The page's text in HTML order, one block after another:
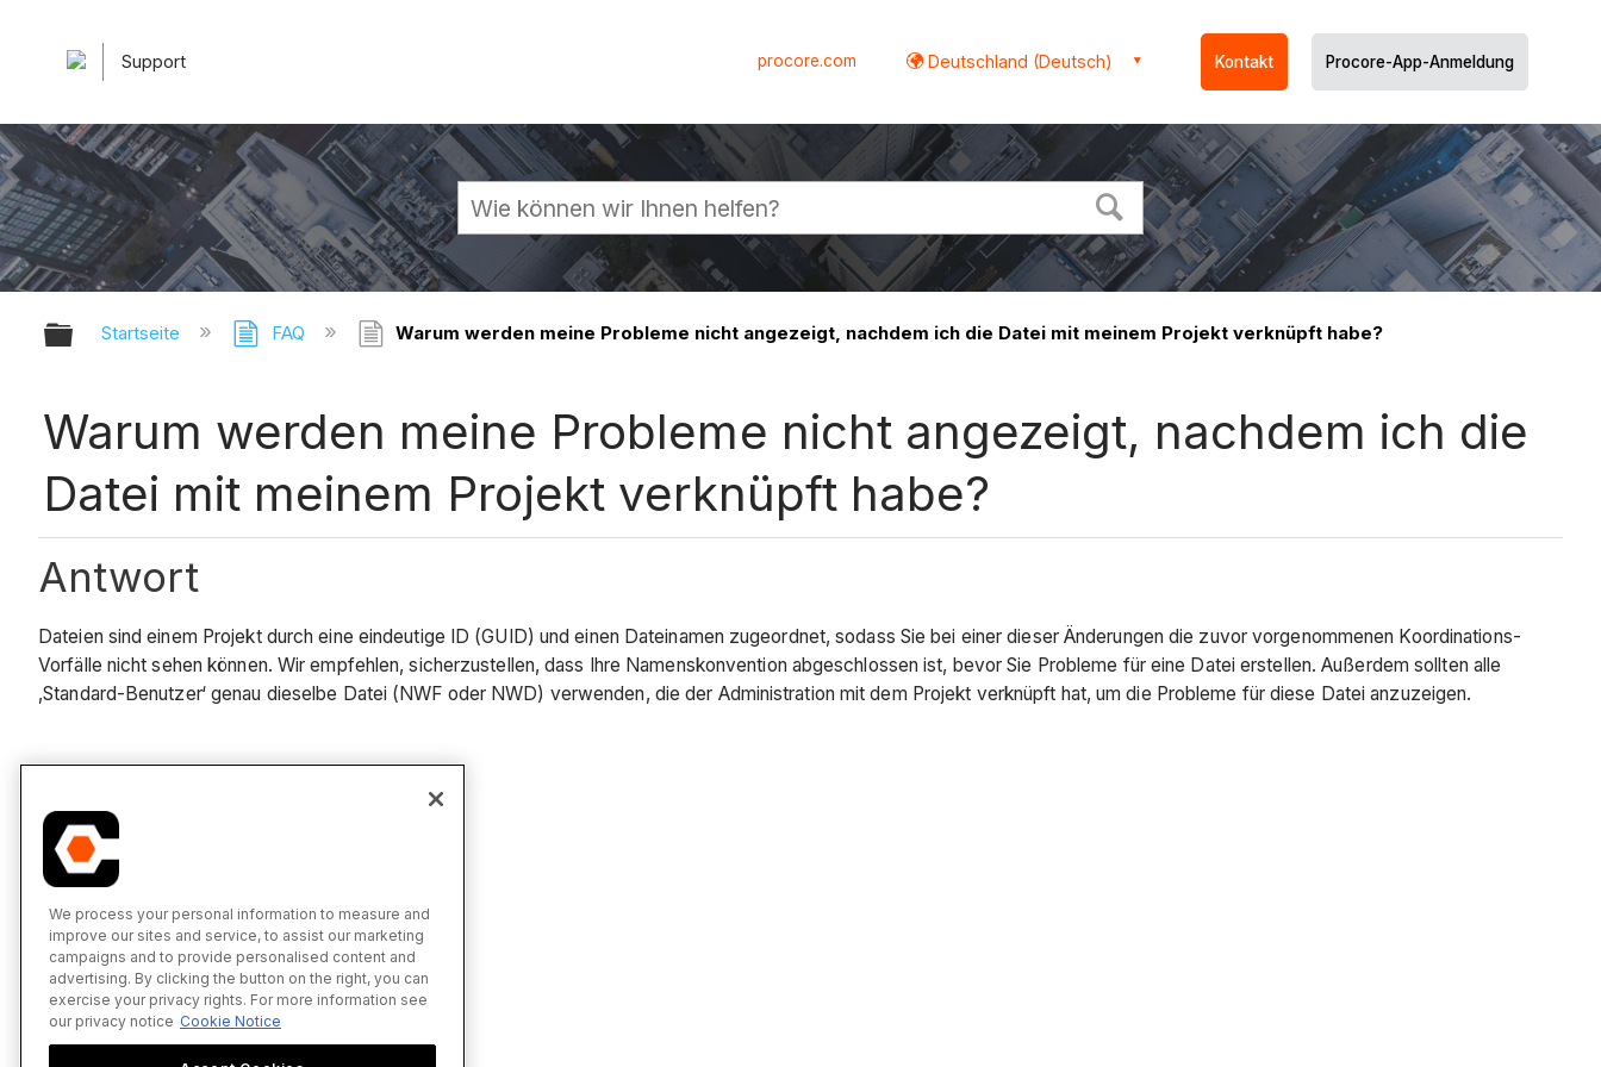
Support procore.com Deutschland (Deutsch) Kontakt Procore-App-Anmeldung
Globale Hierarchie auf- und zuklappen
Startseite FAQ Warum werden meine Probleme nicht angezeigt, nachdem ich die Datei mit meinem Projekt verknüpft habe?
Warum werden meine Probleme nicht angezeigt, nachdem ich die
Datei mit meinem Projekt verknüpft habe?
Antwort
Dateien sind einem Projekt durch eine eindeutige ID (GUID) und einen Dateinamen zugeordnet, sodass Sie bei einer dieser Änderungen die zuvor vorgenommenen Koordinations-
Vorfälle nicht sehen können. Wir empfehlen, sicherzustellen, dass Ihre Namenskonvention abgeschlossen ist, bevor Sie Probleme für eine Datei erstellen. Außerdem sollten alle
‚Standard-Benutzer‘ genau dieselbe Datei (NWF oder NWD) verwenden, die der Administration mit dem Projekt verknüpft hat, um die Probleme für diese Datei anzuzeigen.
Siehe auch
Koordinations-Vorfälle
We process your personal information to measure and
improve our sites and service, to assist our marketing
campaigns and to provide personalised content and
advertising. By clicking the button on the right, you can
exercise your privacy rights. For more information see
our privacy notice Cookie Notice